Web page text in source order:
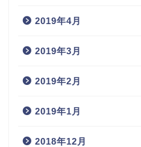
2019年4月
2019年3月
2019年2月
2019年1月
2018年12月